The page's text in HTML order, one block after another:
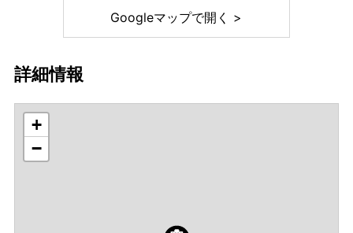
Googleマップで開く >
詳細情報
+
−